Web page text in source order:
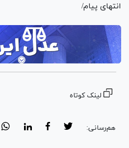
انتهای پیام/
لینک کوتاه
هم‌رسانی: